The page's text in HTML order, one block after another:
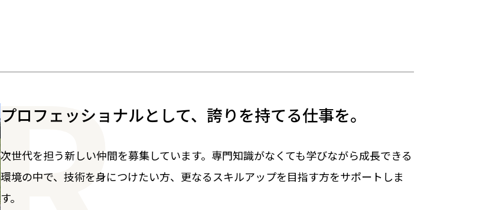
プロフェッショナルとして、誇りを持てる仕事を。
次世代を担う新しい仲間を募集しています。専門知識がなくても学びながら成長できる
環境の中で、技術を身につけたい方、更なるスキルアップを目指す方をサポートしま
す。